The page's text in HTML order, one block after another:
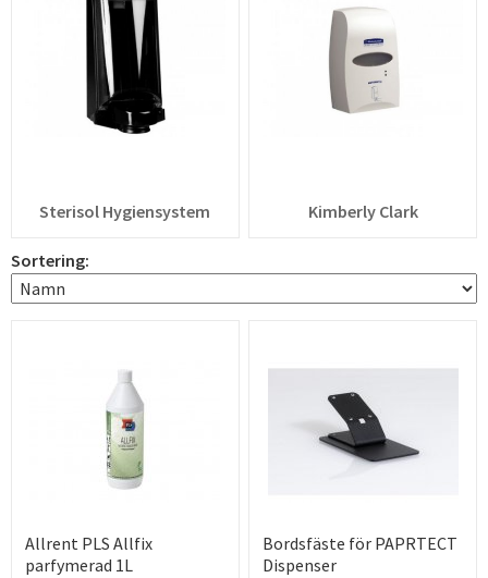
Sterisol Hygiensystem
Kimberly Clark
Sortering:
Allrent PLS Allfix
parfymerad 1L
Bordsfäste för PAPRTECT
Dispenser